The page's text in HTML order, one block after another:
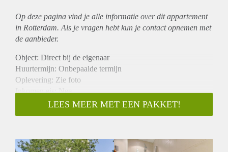
Op deze pagina vind je alle informatie over ditappartement
in Rotterdam. Als je vragen hebt kun je contact opnemen met
de aanbieder.
Object: Direct bij de eigenaar
Huurtermijn: Onbepaalde termijn
Oplevering: Zie foto
Inkomen eis: Nee
Garantiestelling mogelijk: Nee
Borg: 1 Maand
Huisdieren toegestaan: Afhankelijk van de Eigenaar
LEES MEER MET EEN PAKKET!